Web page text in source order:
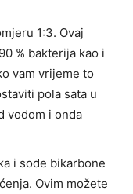
1:3. Ovaj
% bakterija kao i
vam vrijeme to
pola sata u
vodom i onda
i sode bikarbone
Ovim možete